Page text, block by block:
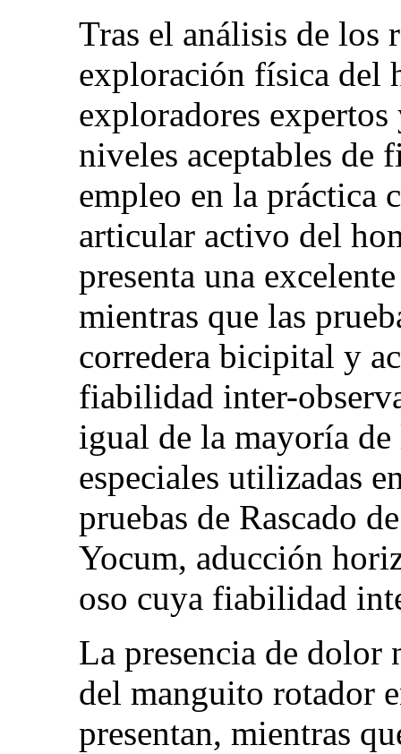
Tras el análisis de los
exploración física del
exploradores
niveles aceptables de
empleo en la práctica
articular activo del
presenta una
mientras que las
corredera bicipital y
fiabilidad inter-
igual de la mayoría
especiales utilizadas
pruebas de Rascado
Yocum, aducción
oso cuya fiabilidad
La presencia de dolor
del manguito rotador
presentan, mientras